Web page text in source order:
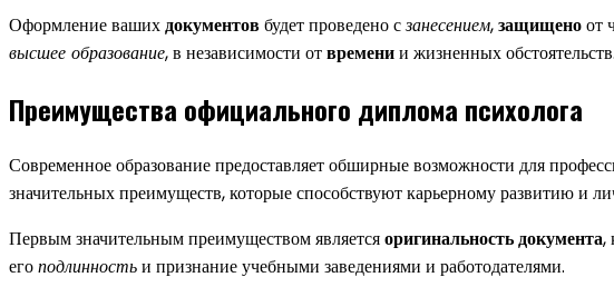
Оформление вашихдокументовбудет проведено сзанесением,защищеноот
высшее образование, в независимости отвремении жизненных
Преимущества официального диплома психолога
Современное образование предоставляет обширные возможности для
значительных преимуществ, которые способствуют карьерному развитию и
Первым значительным преимуществом являетсяоригинальность документа,
егоподлинностьи признание учебными заведениями и работодателями.